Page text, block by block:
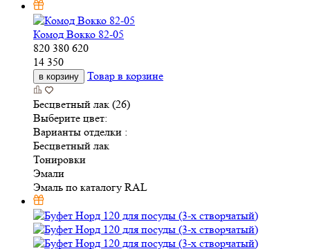
Комод Вокко 82-05
820 380 620
14 350
в корзину Товар в корзине
Бесцветный лак (26)
Выберите цвет:
Варианты отделки :
Бесцветный лак
Тонировки
Эмали
Эмаль по каталогу RAL